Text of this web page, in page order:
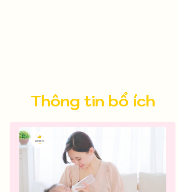
Thông tin bổ ích